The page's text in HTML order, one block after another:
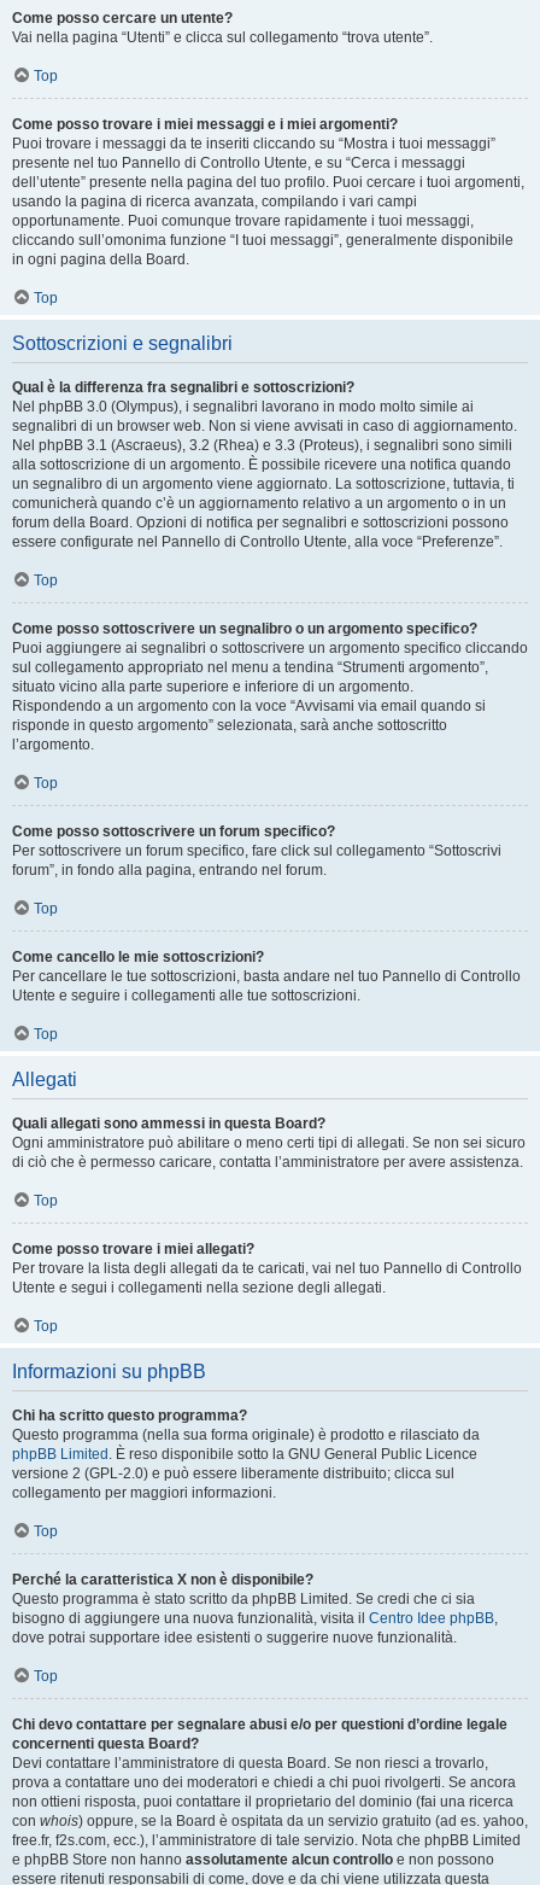
Come posso cercare un utente?
Vai nella pagina “Utenti” e clicca sul collegamento “trova utente”.
Top
Come posso trovare i miei messaggi e i miei argomenti?
Puoi trovare i messaggi da te inseriti cliccando su “Mostra i tuoi messaggi”
presente nel tuo Pannello di Controllo Utente, e su “Cerca i messaggi
dell’utente” presente nella pagina del tuo profilo. Puoi cercare i tuoi argomenti,
usando la pagina di ricerca avanzata, compilando i vari campi
opportunamente. Puoi comunque trovare rapidamente i tuoi messaggi,
cliccando sull’omonima funzione “I tuoi messaggi”, generalmente disponibile
in ogni pagina della Board.
Top
Sottoscrizioni e segnalibri
Qual è la differenza fra segnalibri e sottoscrizioni?
Nel phpBB 3.0 (Olympus), i segnalibri lavorano in modo molto simile ai
segnalibri di un browser web. Non si viene avvisati in caso di aggiornamento.
Nel phpBB 3.1 (Ascraeus), 3.2 (Rhea) e 3.3 (Proteus), i segnalibri sono simili
alla sottoscrizione di un argomento. È possibile ricevere una notifica quando
un segnalibro di un argomento viene aggiornato. La sottoscrizione, tuttavia, ti
comunicherà quando c’è un aggiornamento relativo a un argomento o in un
forum della Board. Opzioni di notifica per segnalibri e sottoscrizioni possono
essere configurate nel Pannello di Controllo Utente, alla voce “Preferenze”.
Top
Come posso sottoscrivere un segnalibro o un argomento specifico?
Puoi aggiungere ai segnalibri o sottoscrivere un argomento specifico cliccando
sul collegamento appropriato nel menu a tendina “Strumenti argomento”,
situato vicino alla parte superiore e inferiore di un argomento.
Rispondendo a un argomento con la voce “Avvisami via email quando si
risponde in questo argomento” selezionata, sarà anche sottoscritto
l’argomento.
Top
Come posso sottoscrivere un forum specifico?
Per sottoscrivere un forum specifico, fare click sul collegamento “Sottoscrivi
forum”, in fondo alla pagina, entrando nel forum.
Top
Come cancello le mie sottoscrizioni?
Per cancellare le tue sottoscrizioni, basta andare nel tuo Pannello di Controllo
Utente e seguire i collegamenti alle tue sottoscrizioni.
Top
Allegati
Quali allegati sono ammessi in questa Board?
Ogni amministratore può abilitare o meno certi tipi di allegati. Se non sei sicuro
di ciò che è permesso caricare, contatta l’amministratore per avere assistenza.
Top
Come posso trovare i miei allegati?
Per trovare la lista degli allegati da te caricati, vai nel tuo Pannello di Controllo
Utente e segui i collegamenti nella sezione degli allegati.
Top
Informazioni su phpBB
Chi ha scritto questo programma?
Questo programma (nella sua forma originale) è prodotto e rilasciato da
phpBB Limited . È reso disponibile sotto la GNU General Public Licence
versione 2 (GPL-2.0) e può essere liberamente distribuito; clicca sul
collegamento per maggiori informazioni.
Top
Perché la caratteristica X non è disponibile?
Questo programma è stato scritto da phpBB Limited. Se credi che ci sia
bisogno di aggiungere una nuova funzionalità, visita il Centro Idee phpBB,
dove potrai supportare idee esistenti o suggerire nuove funzionalità.
Top
Chi devo contattare per segnalare abusi e/o per questioni d’ordine legale
concernenti questa Board?
Devi contattare l’amministratore di questa Board. Se non riesci a trovarlo,
prova a contattare uno dei moderatori e chiedi a chi puoi rivolgerti. Se ancora
non ottieni risposta, puoi contattare il proprietario del dominio (fai una ricerca
con whois) oppure, se la Board è ospitata da un servizio gratuito (ad es. yahoo,
free.fr, f2s.com, ecc.), l’amministratore di tale servizio. Nota che phpBB Limited
e phpBB Store non hanno assolutamente alcun controllo e non possono
essere ritenuti responsabili di come, dove e da chi viene utilizzata questa